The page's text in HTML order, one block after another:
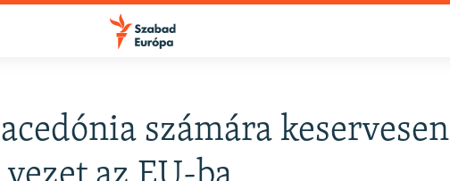
számára keservesen
FELIRATKOZÁS